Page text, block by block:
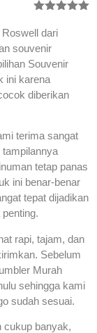
of 5
dari
souvenir
Souvenir
ini karena
diberikan
terima sangat
tetap panas
ini benar-benar
tepat dijadikan
rapi, tajam, dan
Sebelum
Murah
sehingga kami
sudah sesuai.
cukup banyak,